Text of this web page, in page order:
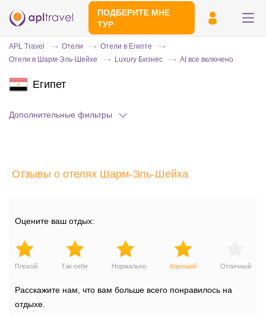
ПОДБЕРИТЕ МНЕ
ТУР
Отправьте свой номер телефона
Эксперт свяжется с вами и сделает
APL Travel Отели
Отели в Египте
Отели в Шарм-Эль-Шейхе
Luxury Бизнес AI все включено
Египет
Дополнительные фильтры
Отзывы о отелях Шарм-Эль-Шейха
Оцените ваш отдых:
Плохой Так себе Нормально Хороший Отличный
Расскажите нам, что вам больше всего понравилось на
отдыхе.